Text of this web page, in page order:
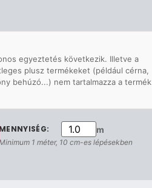
egyeztetés következik. Illetve a
plusz termékeket (például cérna,
behúzó...) nem tartalmazza a termék
m
1 méter, 10 cm-es lépésekben